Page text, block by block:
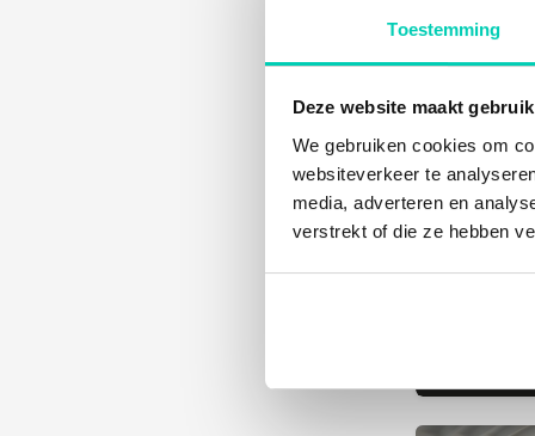
Toestemming
Deze website maakt
We gebruiken cookies om
websiteverkeer te
media, adverteren en
verstrekt of die ze hebben